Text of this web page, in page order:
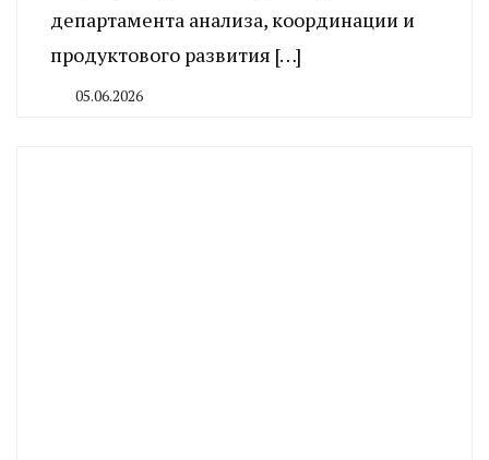
департамента анализа, координации и
продуктового развития […]
05.06.2026